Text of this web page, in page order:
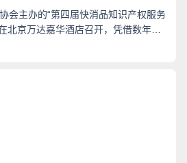
会主办的“第四届快消品知识产权服务
北京万达嘉华酒店召开，凭借数年的
筹备工作得到了众多知名企业、专